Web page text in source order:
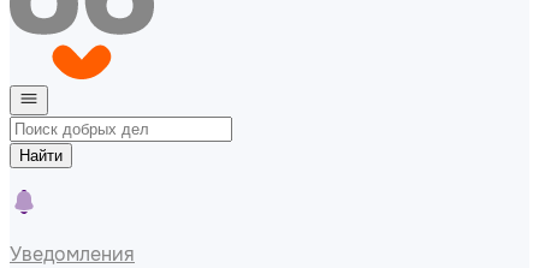
Найти
Уведомления